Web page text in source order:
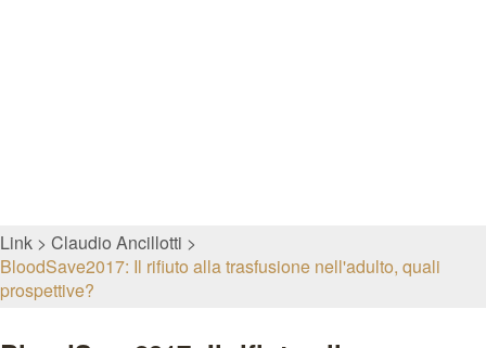
Link
Claudio Ancillotti
BloodSave2017: Il rifiuto alla trasfusione nell'adulto, quali
prospettive?